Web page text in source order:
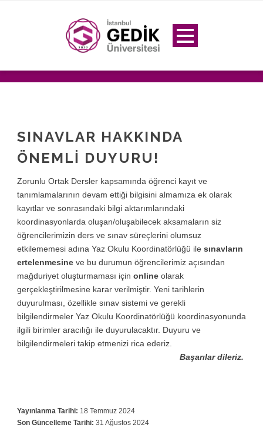
SINAVLAR HAKKINDA
ÖNEMLİ DUYURU!
Zorunlu Ortak Dersler kapsamında öğrenci kayıt ve
tanımlamalarının devam ettiği bilgisini almamıza ek olarak
kayıtlar ve sonrasındaki bilgi aktarımlarındaki
koordinasyonlarda oluşan/oluşabilecek aksamaların siz
öğrencilerimizin ders ve sınav süreçlerini olumsuz
etkilememesi adına Yaz Okulu Koordinatörlüğü ile sınavların
ertelenmesine ve bu durumun öğrencilerimiz açısından
mağduriyet oluşturmaması için online olarak
gerçekleştirilmesine karar verilmiştir. Yeni tarihlerin
duyurulması, özellikle sınav sistemi ve gerekli
bilgilendirmeler Yaz Okulu Koordinatörlüğü koordinasyonunda
ilgili birimler aracılığı ile duyurulacaktır. Duyuru ve
bilgilendirmeleri takip etmenizi rica ederiz.
Başarılar dileriz.
Yayınlanma Tarihi: 18 Temmuz 2024
Son Güncelleme Tarihi: 31 Ağustos 2024